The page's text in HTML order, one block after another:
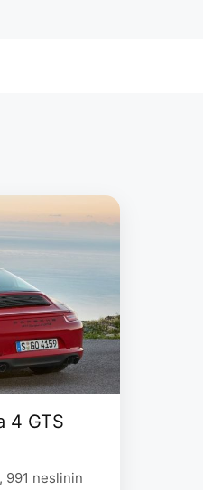
4 GTS
991 neslinin